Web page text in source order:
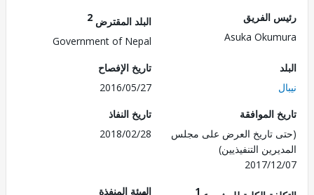
الفريق
Asuka
البلد المقترض
Government of Nepal
تاريخ الإفصاح
2016/05/27
الموافقة
تاريخ العرض على مجلس
التنفيذيين)
2017/
تاريخ النفاذ
2018/02/28
1
الهيئة المنفذة